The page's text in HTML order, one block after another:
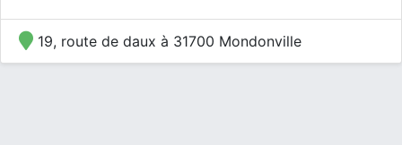
19, route de daux à 31700 Mondonville